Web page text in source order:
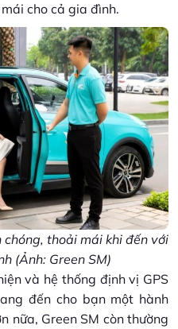
cho cả gia đình.
thoải mái khi đến với
(Ảnh: Green SM)
và hệ thống định vị GPS
đến cho bạn một hành
nữa, Green SM còn thường